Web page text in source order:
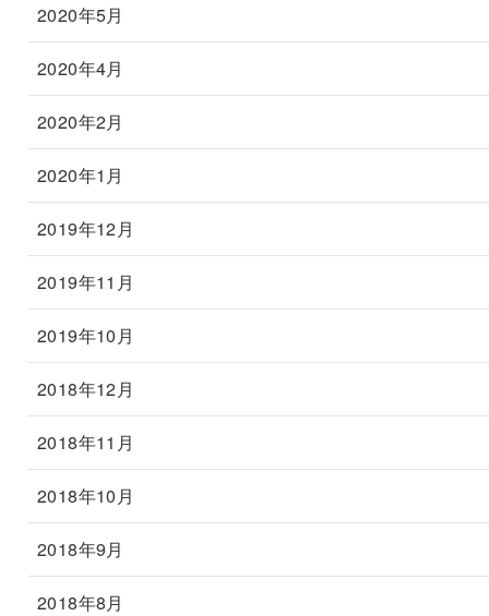
2020年5月
2020年4月
2020年2月
2020年1月
2019年12月
2019年11月
2019年10月
2018年12月
2018年11月
2018年10月
2018年9月
2018年8月